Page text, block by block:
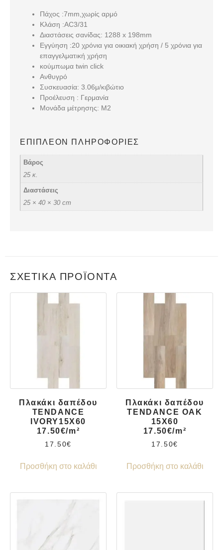
Πάχος :7mm,χωρίς αρμό
Κλάση :AC3/31
Διαστάσεις σανίδας: 1288 x 198mm
Εγγύηση :20 χρόνια για οικιακή χρήση / 5 χρόνια για
επαγγελματική χρήση
κούμπωμα twin click
Ανθυγρό
Συσκευασία: 3.06μ/κιβώτιο
Προέλευση : Γερμανία
Μονάδα μέτρησης: Μ2
ΕΠΙΠΛΈΟΝ ΠΛΗΡΟΦΟΡΊΕΣ
Βάρος
25 κ.
Διαστάσεις
25 × 40 × 30 cm
ΣΧΕΤΙΚΆ ΠΡΟΪΌΝΤΑ
Πλακάκι δαπέδου
TENDANCE
IVORY15X60
17.50€/m²
17.50€
Προσθήκη στο καλάθι
Πλακάκι δαπέδου
TENDANCE OAK
15X60
17.50€/m²
17.50€
Προσθήκη στο καλάθι